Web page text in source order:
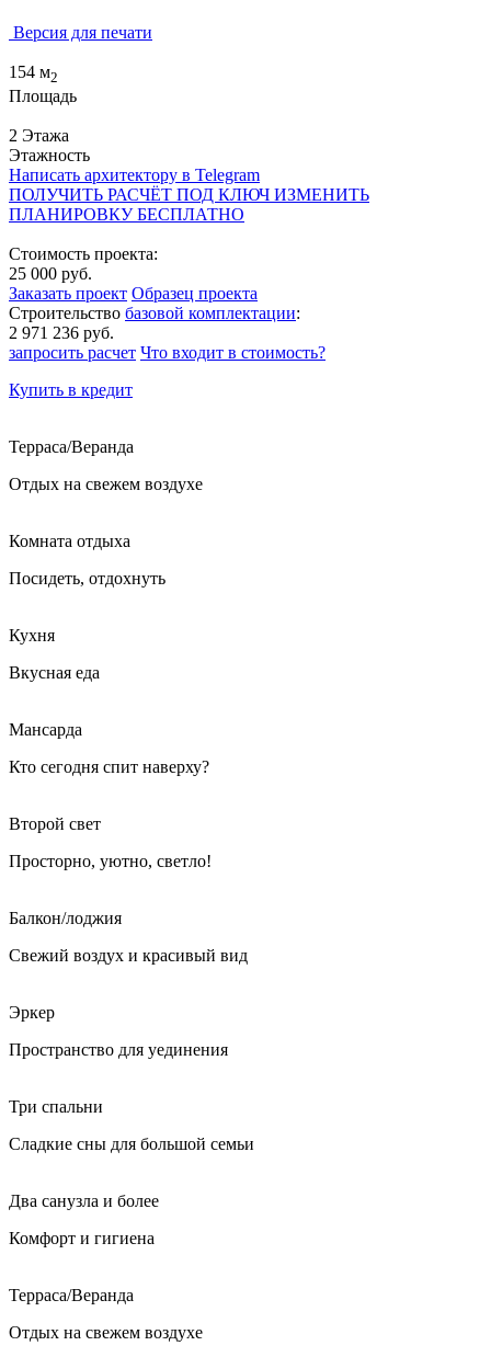
Версия для печати
154 м2
Площадь
2 Этажа
Этажность
Написать архитектору в Telegram
ПОЛУЧИТЬ РАСЧЁТ ПОД КЛЮЧ ИЗМЕНИТЬ
ПЛАНИРОВКУ БЕСПЛАТНО
Стоимость проекта:
25 000 руб.
Заказать проект Образец проекта
Строительство базовой комплектации:
2 971 236 руб.
запросить расчет Что входит в стоимость?
Купить в кредит
Терраса/Веранда
Отдых на свежем воздухе
Комната отдыха
Посидеть, отдохнуть
Кухня
Вкусная еда
Мансарда
Кто сегодня спит наверху?
Второй свет
Просторно, уютно, светло!
Балкон/лоджия
Свежий воздух и красивый вид
Эркер
Пространство для уединения
Три спальни
Сладкие сны для большой семьи
Два санузла и более
Комфорт и гигиена
Терраса/Веранда
Отдых на свежем воздухе